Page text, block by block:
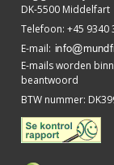
DK-5500 Middelfart
Telefoon: +45 9340
E-mail:
E-mails worden
beantwoord
BTW nummer: